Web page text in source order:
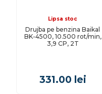
Lipsa stoc
Drujba pe benzina Baikal
BK-4500, 10.500 rot/min,
3,9 CP, 2T
331.00 lei